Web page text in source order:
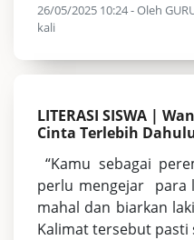
26/05/2025 10:24 - Oleh
kali
LITERASI SISWA |
Cinta Terlebih
“Kamu sebagai
perlu mengejar para
mahal dan biarkan
Kalimat tersebut pasti